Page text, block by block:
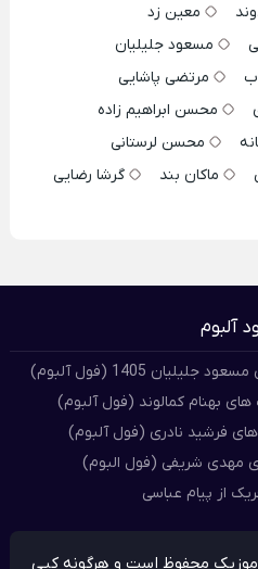
معین زد
مسعود جلیلیان
مرتضی پاشایی
محسن ابراهیم زاده
محسن لرستانی
ماکان بند
گرشا رضایی
آلبوم
1405 (فول آلبوم)
بهنام کمالوند (فول آلبوم)
فرشید نادری (فول آلبوم)
مهدی شریفی (فول البوم)
از پیام عباسی
موزیک محفوظ است و هرگونه کپی